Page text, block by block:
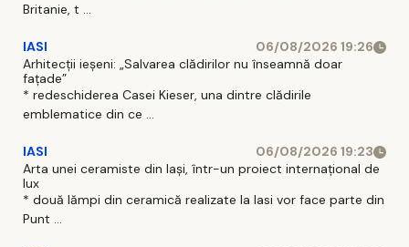
Britanie, t ...
IASI
06/08/2026 19:26
Arhitecții ieșeni: „Salvarea clădirilor nu înseamnă doar
fațade”
* redeschiderea Casei Kieser, una dintre clădirile
emblematice din ce ...
IASI
06/08/2026 19:23
Arta unei ceramiste din Iași, într-un proiect internațional de
lux
* două lămpi din ceramică realizate la Iasi vor face parte din
Punt ...